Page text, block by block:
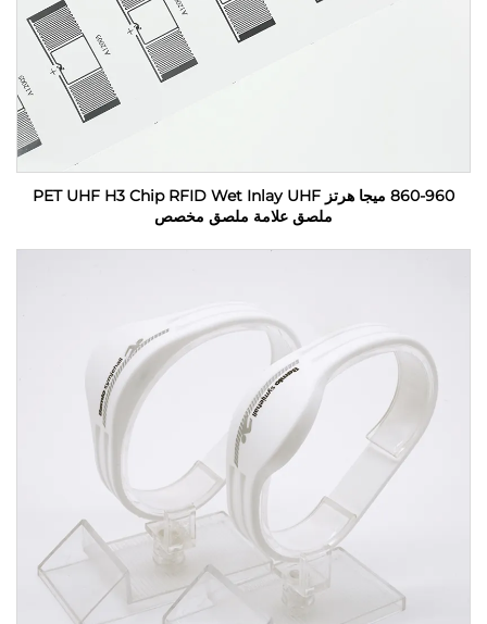
860-960 ميجا هرتز PET UHF H3 Chip RFID Wet Inlay UHF
ملصق علامة ملصق مخصص